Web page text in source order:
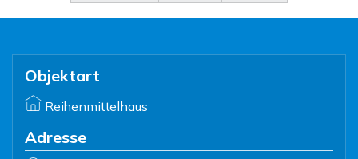
Objektart
Reihenmittelhaus
Adresse